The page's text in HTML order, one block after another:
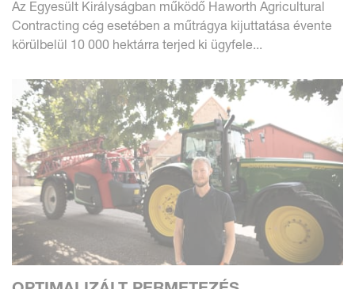
Az Egyesült Királyságban működő Haworth Agricultural
Contracting cég esetében a műtrágya kijuttatása évente
körülbelül 10 000 hektárra terjed ki ügyfele...